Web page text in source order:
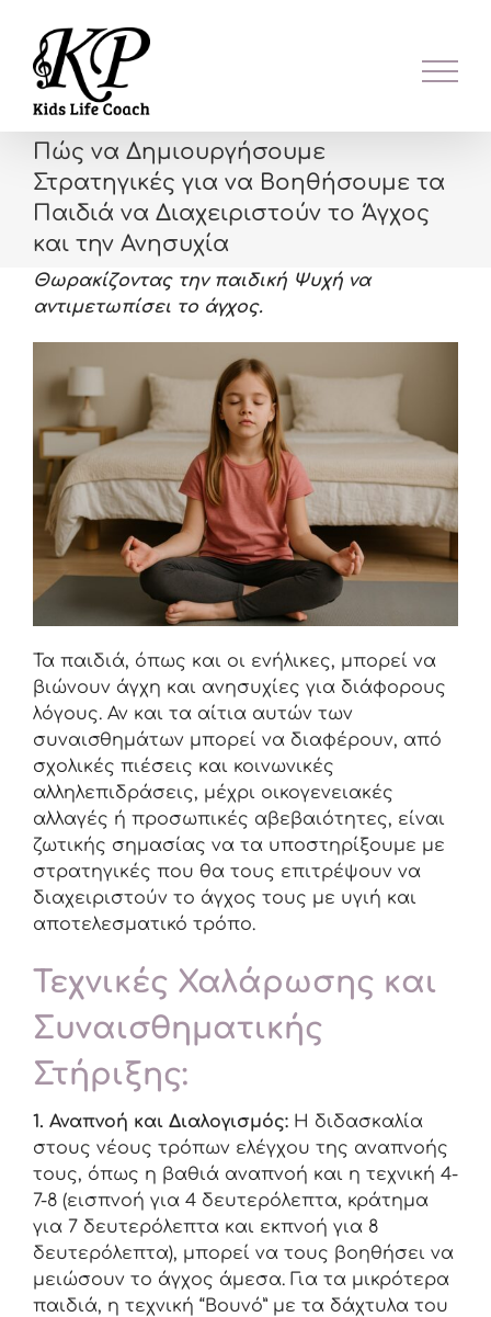
content
Πώς να Δημιουργήσουμε
Στρατηγικές για να Βοηθήσουμε τα
Παιδιά να Διαχειριστούν το Άγχος
και την Ανησυχία
Θωρακίζοντας την παιδική Ψυχή να
αντιμετωπίσει το άγχος.
Τα παιδιά, όπως και οι ενήλικες, μπορεί να
βιώνουν άγχη και ανησυχίες για διάφορους
λόγους. Αν και τα αίτια αυτών των
συναισθημάτων μπορεί να διαφέρουν, από
σχολικές πιέσεις και κοινωνικές
αλληλεπιδράσεις, μέχρι οικογενειακές
αλλαγές ή προσωπικές αβεβαιότητες, είναι
ζωτικής σημασίας να τα υποστηρίξουμε με
στρατηγικές που θα τους επιτρέψουν να
διαχειριστούν το άγχος τους με υγιή και
αποτελεσματικό τρόπο.
Τεχνικές Χαλάρωσης και
Συναισθηματικής
Στήριξης:
1. Αναπνοή και Διαλογισμός: Η διδασκαλία
στους νέους τρόπων ελέγχου της αναπνοής
τους, όπως η βαθιά αναπνοή και η τεχνική 4-
7-8 (εισπνοή για 4 δευτερόλεπτα, κράτημα
για 7 δευτερόλεπτα και εκπνοή για 8
δευτερόλεπτα), μπορεί να τους βοηθήσει να
μειώσουν το άγχος άμεσα. Για τα μικρότερα
παιδιά, η τεχνική “Βουνό” με τα δάχτυλα του